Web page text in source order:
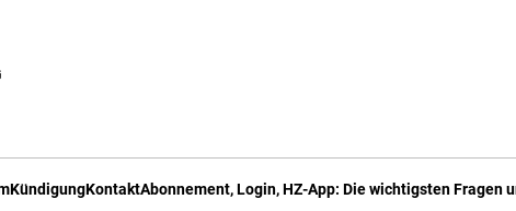
KündigungKontaktAbonnement, Login, HZ-App: Die wichtigsten Fragen